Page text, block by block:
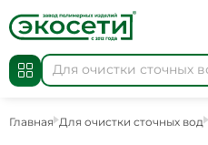
Главная Для очистки сточных вод